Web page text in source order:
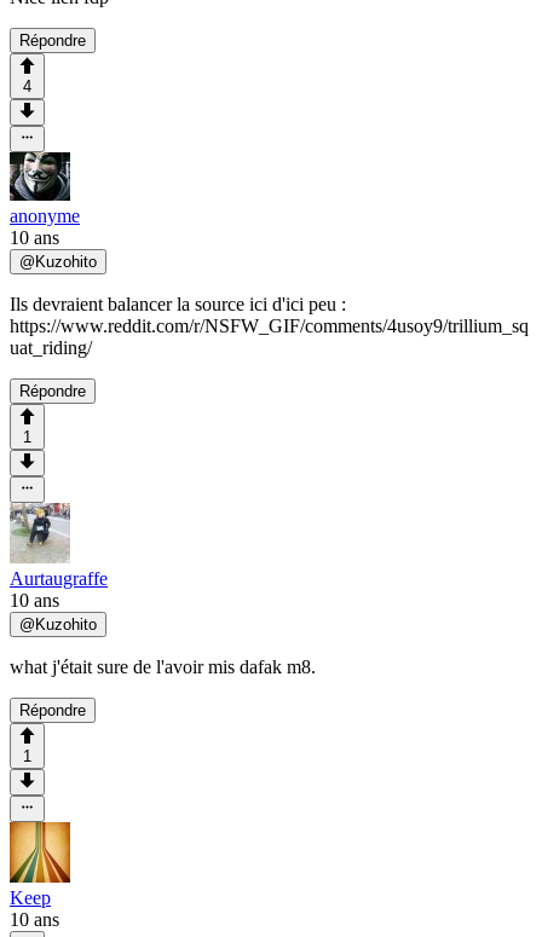
Répondre
4
anonyme
10 ans
@ Kuzohito
Ils devraient balancer la source ici d'ici peu :
https://www.reddit.com/r/NSFW_GIF/comments/4usoy9/trillium_sq
uat_riding/
Répondre
1
Aurtaugraffe
10 ans
@ Kuzohito
what j'était sure de l'avoir mis dafak m8.
Répondre
1
Keep
10 ans